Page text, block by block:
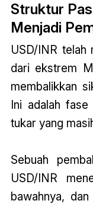
Struktur
Menjadi
USD/INR telah
dari ekstrem
membalikkan
Ini adalah
tukar yang
Sebuah
USD/INR
bawahnya,